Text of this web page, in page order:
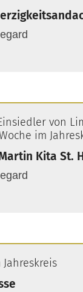
6.von
im
Kita St.
8.